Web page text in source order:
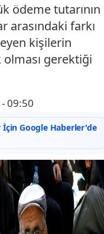
ödeme tutarının
arasındaki farkı
kişilerin
olması gerektiği
09:50
Google Haberler'de